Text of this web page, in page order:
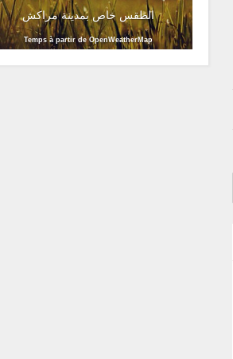
الطقس خاص بمدينة مراكش
Temps à partir de OpenWeatherMap